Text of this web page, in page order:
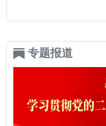
专题报道